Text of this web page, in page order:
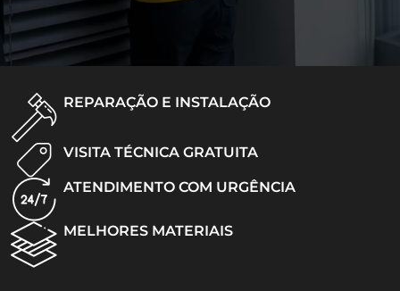
REPARAÇÃO E INSTALAÇÃO
VISITA TÉCNICA GRATUITA
ATENDIMENTO COM URGÊNCIA
MELHORES MATERIAIS